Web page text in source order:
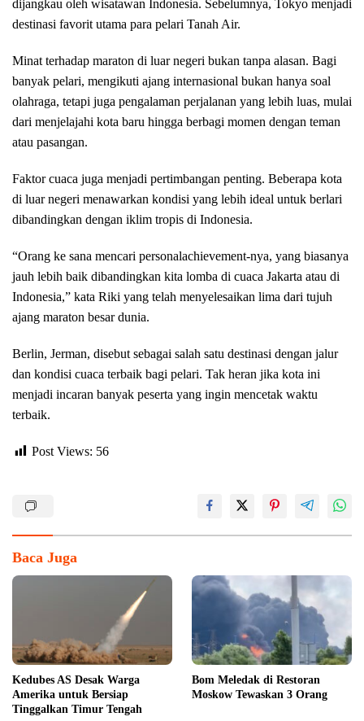
dijangkau oleh wisatawan Indonesia. Sebelumnya, Tokyo menjadi
destinasi favorit utama para pelari Tanah Air.
Minat terhadap maraton di luar negeri bukan tanpa alasan. Bagi
banyak pelari, mengikuti ajang internasional bukan hanya soal
olahraga, tetapi juga pengalaman perjalanan yang lebih luas, mulai
dari menjelajahi kota baru hingga berbagi momen dengan teman
atau pasangan.
Faktor cuaca juga menjadi pertimbangan penting. Beberapa kota
di luar negeri menawarkan kondisi yang lebih ideal untuk berlari
dibandingkan dengan iklim tropis di Indonesia.
“Orang ke sana mencari personalachievement-nya, yang biasanya
jauh lebih baik dibandingkan kita lomba di cuaca Jakarta atau di
Indonesia,” kata Riki yang telah menyelesaikan lima dari tujuh
ajang maraton besar dunia.
Berlin, Jerman, disebut sebagai salah satu destinasi dengan jalur
dan kondisi cuaca terbaik bagi pelari. Tak heran jika kota ini
menjadi incaran banyak peserta yang ingin mencetak waktu
terbaik.
Post Views: 56
Baca Juga
Kedubes AS Desak Warga
Amerika untuk Bersiap
Tinggalkan Timur Tengah
Bom Meledak di Restoran
Moskow Tewaskan 3 Orang